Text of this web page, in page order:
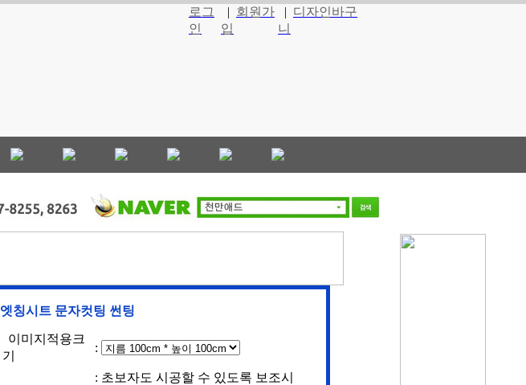
로그
인
| 회원가
입
| 디자인바구
니
엣칭시트 문자컷팅 썬팅
이미지적용크
기
:
: 초보자도 시공할 수 있도록 보조시